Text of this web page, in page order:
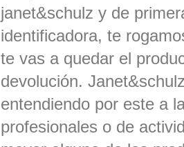
janet&schulz y de
identificadora, te
te vas a quedar el
devolución.
entendiendo por este a
profesionales o de